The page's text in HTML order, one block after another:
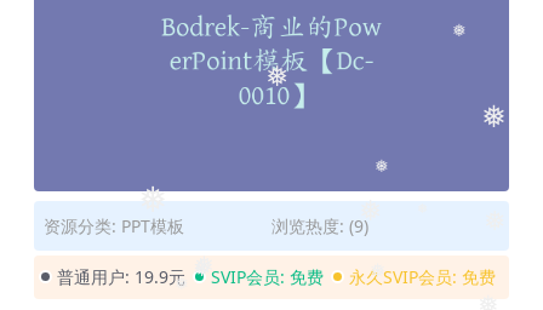
❅
❅
❅
❅
❅
❅
❅
❅
❅
❅
资源分类: PPT模板 浏览热度: (9)
普通用户: 19.9元 SVIP会员: 免费 永久SVIP会员: 免费